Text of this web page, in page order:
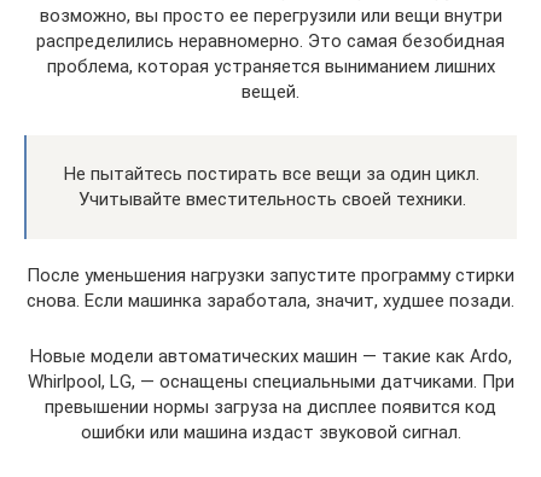
возможно, вы просто ее перегрузили или вещи внутри
распределились неравномерно. Это самая безобидная
проблема, которая устраняется выниманием лишних
вещей.
Не пытайтесь постирать все вещи за один цикл.
Учитывайте вместительность своей техники.
После уменьшения нагрузки запустите программу стирки
снова. Если машинка заработала, значит, худшее позади.
Новые модели автоматических машин — такие как Ardo,
Whirlpool, LG, — оснащены специальными датчиками. При
превышении нормы загруза на дисплее появится код
ошибки или машина издаст звуковой сигнал.